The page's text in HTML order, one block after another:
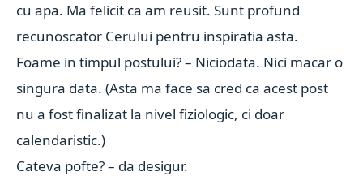
cu apa. Ma felicit ca am reusit. Sunt profund
recunoscator Cerului pentru inspiratia asta.
Foame in timpul postului? – Niciodata. Nici macar o
singura data. (Asta ma face sa cred ca acest post
nu a fost finalizat la nivel fiziologic, ci doar
calendaristic.)
Cateva pofte? – da desigur.